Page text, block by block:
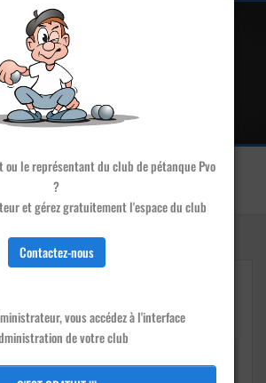
de pétanque - Pvo
/ Clubs / Pvo - Moncey
ou le représentant du club de pétanque Pvo
?
et gérez gratuitement l'espace du club
Contactez-nous
vous accédez à l'interface
de votre club